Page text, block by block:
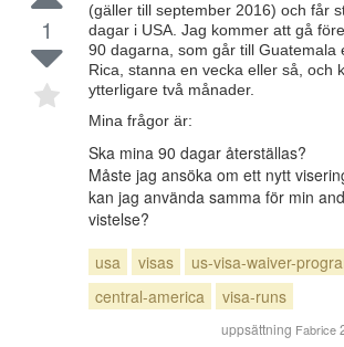
1
(gäller till september 2016) och får
dagar i USA. Jag kommer att gå
90 dagarna, som går till Guatemala
Rica, stanna en vecka eller så, och
ytterligare två månader.
Mina frågor är:
Ska mina 90 dagar återställas?
Måste jag ansöka om ett nytt
kan jag använda samma för min
vistelse?
usa
visas
us-visa-waiver-
central-america
visa-runs
uppsättning Fabrice